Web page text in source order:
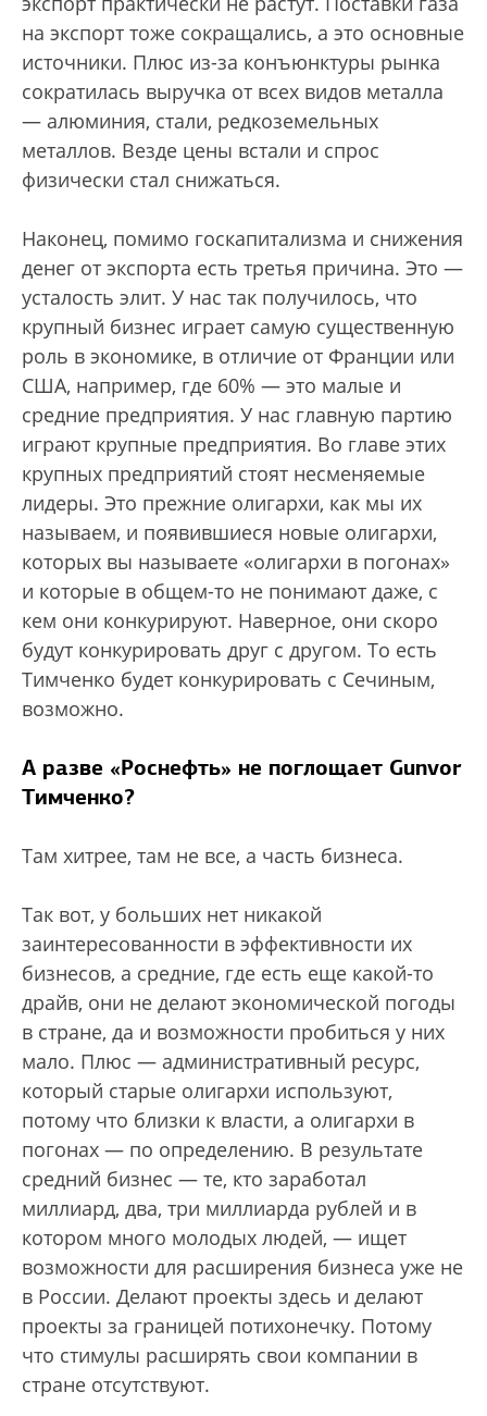
на экспорт тоже сокращались, а это основные
источники. Плюс из-за конъюнктуры рынка
сократилась выручка от всех видов металла
— алюминия, стали, редкоземельных
металлов. Везде цены встали и спрос
физически стал снижаться.
Наконец, помимо госкапитализма и снижения
денег от экспорта есть третья причина. Это —
усталость элит. У нас так получилось, что
крупный бизнес играет самую существенную
роль в экономике, в отличие от Франции или
США, например, где 60% — это малые и
средние предприятия. У нас главную партию
играют крупные предприятия. Во главе этих
крупных предприятий стоят несменяемые
лидеры. Это прежние олигархи, как мы их
называем, и появившиеся новые олигархи,
которых вы называете «олигархи в погонах»
и которые в общем-то не понимают даже, с
кем они конкурируют. Наверное, они скоро
будут конкурировать друг с другом. То есть
Тимченко будет конкурировать с Сечиным,
возможно.
А разве «Роснефть» не поглощает Gunvor
Тимченко?
Там хитрее, там не все, а часть бизнеса.
Так вот, у больших нет никакой
заинтересованности в эффективности их
бизнесов, а средние, где есть еще какой-то
драйв, они не делают экономической погоды
в стране, да и возможности пробиться у них
мало. Плюс — административный ресурс,
который старые олигархи используют,
потому что близки к власти, а олигархи в
погонах — по определению. В результате
средний бизнес — те, кто заработал
миллиард, два, три миллиарда рублей и в
котором много молодых людей, — ищет
возможности для расширения бизнеса уже не
в России. Делают проекты здесь и делают
проекты за границей потихонечку. Потому
что стимулы расширять свои компании в
стране отсутствуют.